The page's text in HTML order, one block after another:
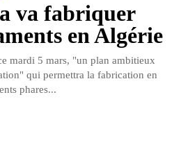
va fabriquer
en Algérie
mardi 5 mars, "un plan ambitieux
qui permettra la fabrication en
phares...